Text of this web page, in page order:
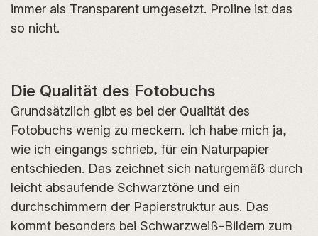
immer als Transparent umgesetzt. Proline ist das
so nicht.
Die Qualität des Fotobuchs
Grundsätzlich gibt es bei der Qualität des
Fotobuchs wenig zu meckern. Ich habe mich ja,
wie ich eingangs schrieb, für ein Naturpapier
entschieden. Das zeichnet sich naturgemäß durch
leicht absaufende Schwarztöne und ein
durchschimmern der Papierstruktur aus. Das
kommt besonders bei Schwarzweiß-Bildern zum